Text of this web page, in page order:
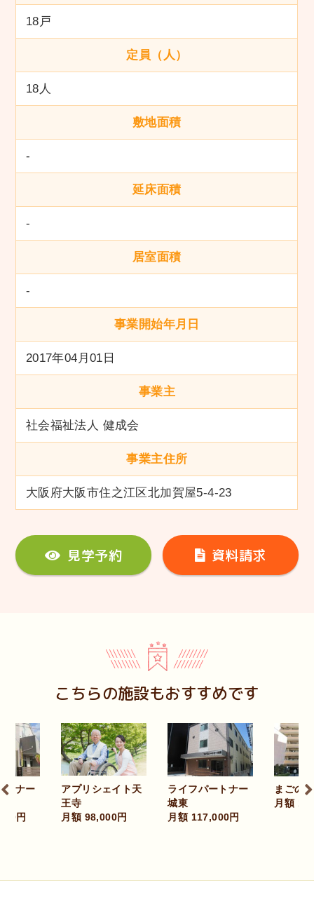
18戸
定員（人）
18人
敷地面積
-
延床面積
-
居室面積
-
事業開始年月日
2017年04月01日
事業主
社会福祉法人 健成会
事業主住所
大阪府大阪市住之江区北加賀屋5-4-23
見学予約 資料請求
こちらの施設もおすすめです
リシェイト天
98,000円
ライフパートナー
月額 117,000円
まごのて花園